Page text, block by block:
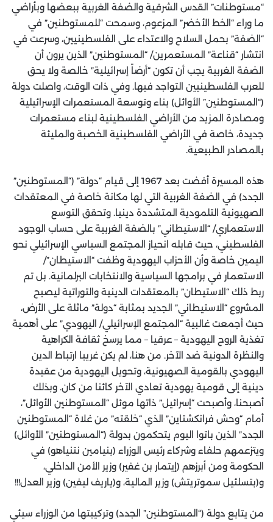
“مستوطنات” القدس الشرقية والضفة الغربية ببعضها وبأراضي
ما وراء “الخط الأخضر” المزعوم، وسمحت “للمستوطنين” في
“الضفة” بحمل السلاح والاعتداء على الفلسطينيين، وسرعت في
انتشار “قناعة” المستعمرين/ “المستوطنين” الذين يرون أن
الضفة الغربية يجب أن تكون “أرضاً إسرائيلية” خالصة ولا يحق
للعرب الفلسطينيين التواجد فيها. وفي ذات الوقت، واصلت دولة
(“المستوطنين” الأوائل) بناء وتوسعة المستعمرات الإسرائيلية
ومصادرة المزيد من الأراضي الفلسطينية لبناء مستعمرات
جديدة، خاصة في الأراضي الفلسطينية الخصبة والمليئة
بالمصادر الطبيعية.
هذه المسيرة أفضت بعد 1967 إلى قيام “دولة” (“المستوطنين”
الجدد) في الضفة الغربية التي لها مكانة خاصة في المعتقدات
الصهيونية التلمودية المتشددة دينيا. وتحقق التوسع
الاستعماري/ “الاستيطاني” بالضفة الغربية على حساب الوجود
الفلسطيني، حيث قابله انحياز المجتمع السياسي الإسرائيلي نحو
اليمين خاصة وأن الأحزاب اليهودية وظفت “الاستيطان”/
الاستعمار في برامجها السياسية والانتخابات البرلمانية. بل تم
ربط ذلك “الاستيطان” بالمعتقدات الدينية والتوراتية ليصبح
المشروع “الاستيطاني” الجديد بمثابة “دولة” ماثلة على الأرض،
حيث أجمعت غالبية “المجتمع الإسرائيلي/ اليهودي” على أهمية
تغذية الروح اليهودية – عرقيا – مما يرسخ ثقافة الكراهية
والنظرة الدونية ضد الآخر. من هنا، لم يكن غريبا ارتباط الدين
اليهودي بالقومية الصهيونية، وتحويل اليهودية من عقيدة
دينية إلى قومية يهودية تعادي الآخر كائنا من كان. وبذلك
أصبحنا، وأصبحت “إسرائيل” ذاتها موئل “المستوطنين الأوائل”،
أمام “وحش فرانكشتاين” الذي “خلقته” من غلاة “المستوطنين
الجدد” الذين باتوا اليوم يتحكمون بدولة (“المستوطنين” الأوائل)
ويتزعمهم حلفاء وشركاء رئيس الوزراء (بنيامين نتنياهو) في
الحكومة ومن أبرزهم (إيتمار بن غفير) وزير الأمن الداخلي،
و(بتسلئيل سموتريتش) وزير المالية، و(ياريف ليفين) وزير العدل!!!
من يتابع دولة (“المستوطنين” الجدد) وتركيبتها من الوزراء سيئي